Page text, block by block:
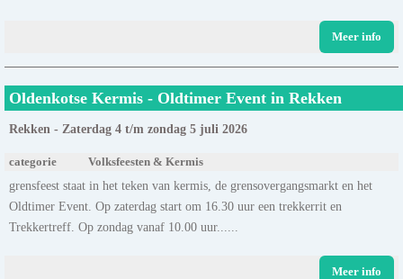
Meer info
Oldenkotse Kermis - Oldtimer Event in Rekken
Rekken - Zaterdag 4 t/m zondag 5 juli 2026
categorie Volksfeesten & Kermis
grensfeest staat in het teken van kermis, de grensovergangsmarkt en het
Oldtimer Event. Op zaterdag start om 16.30 uur een trekkerrit en
Trekkertreff. Op zondag vanaf 10.00 uur......
Meer info